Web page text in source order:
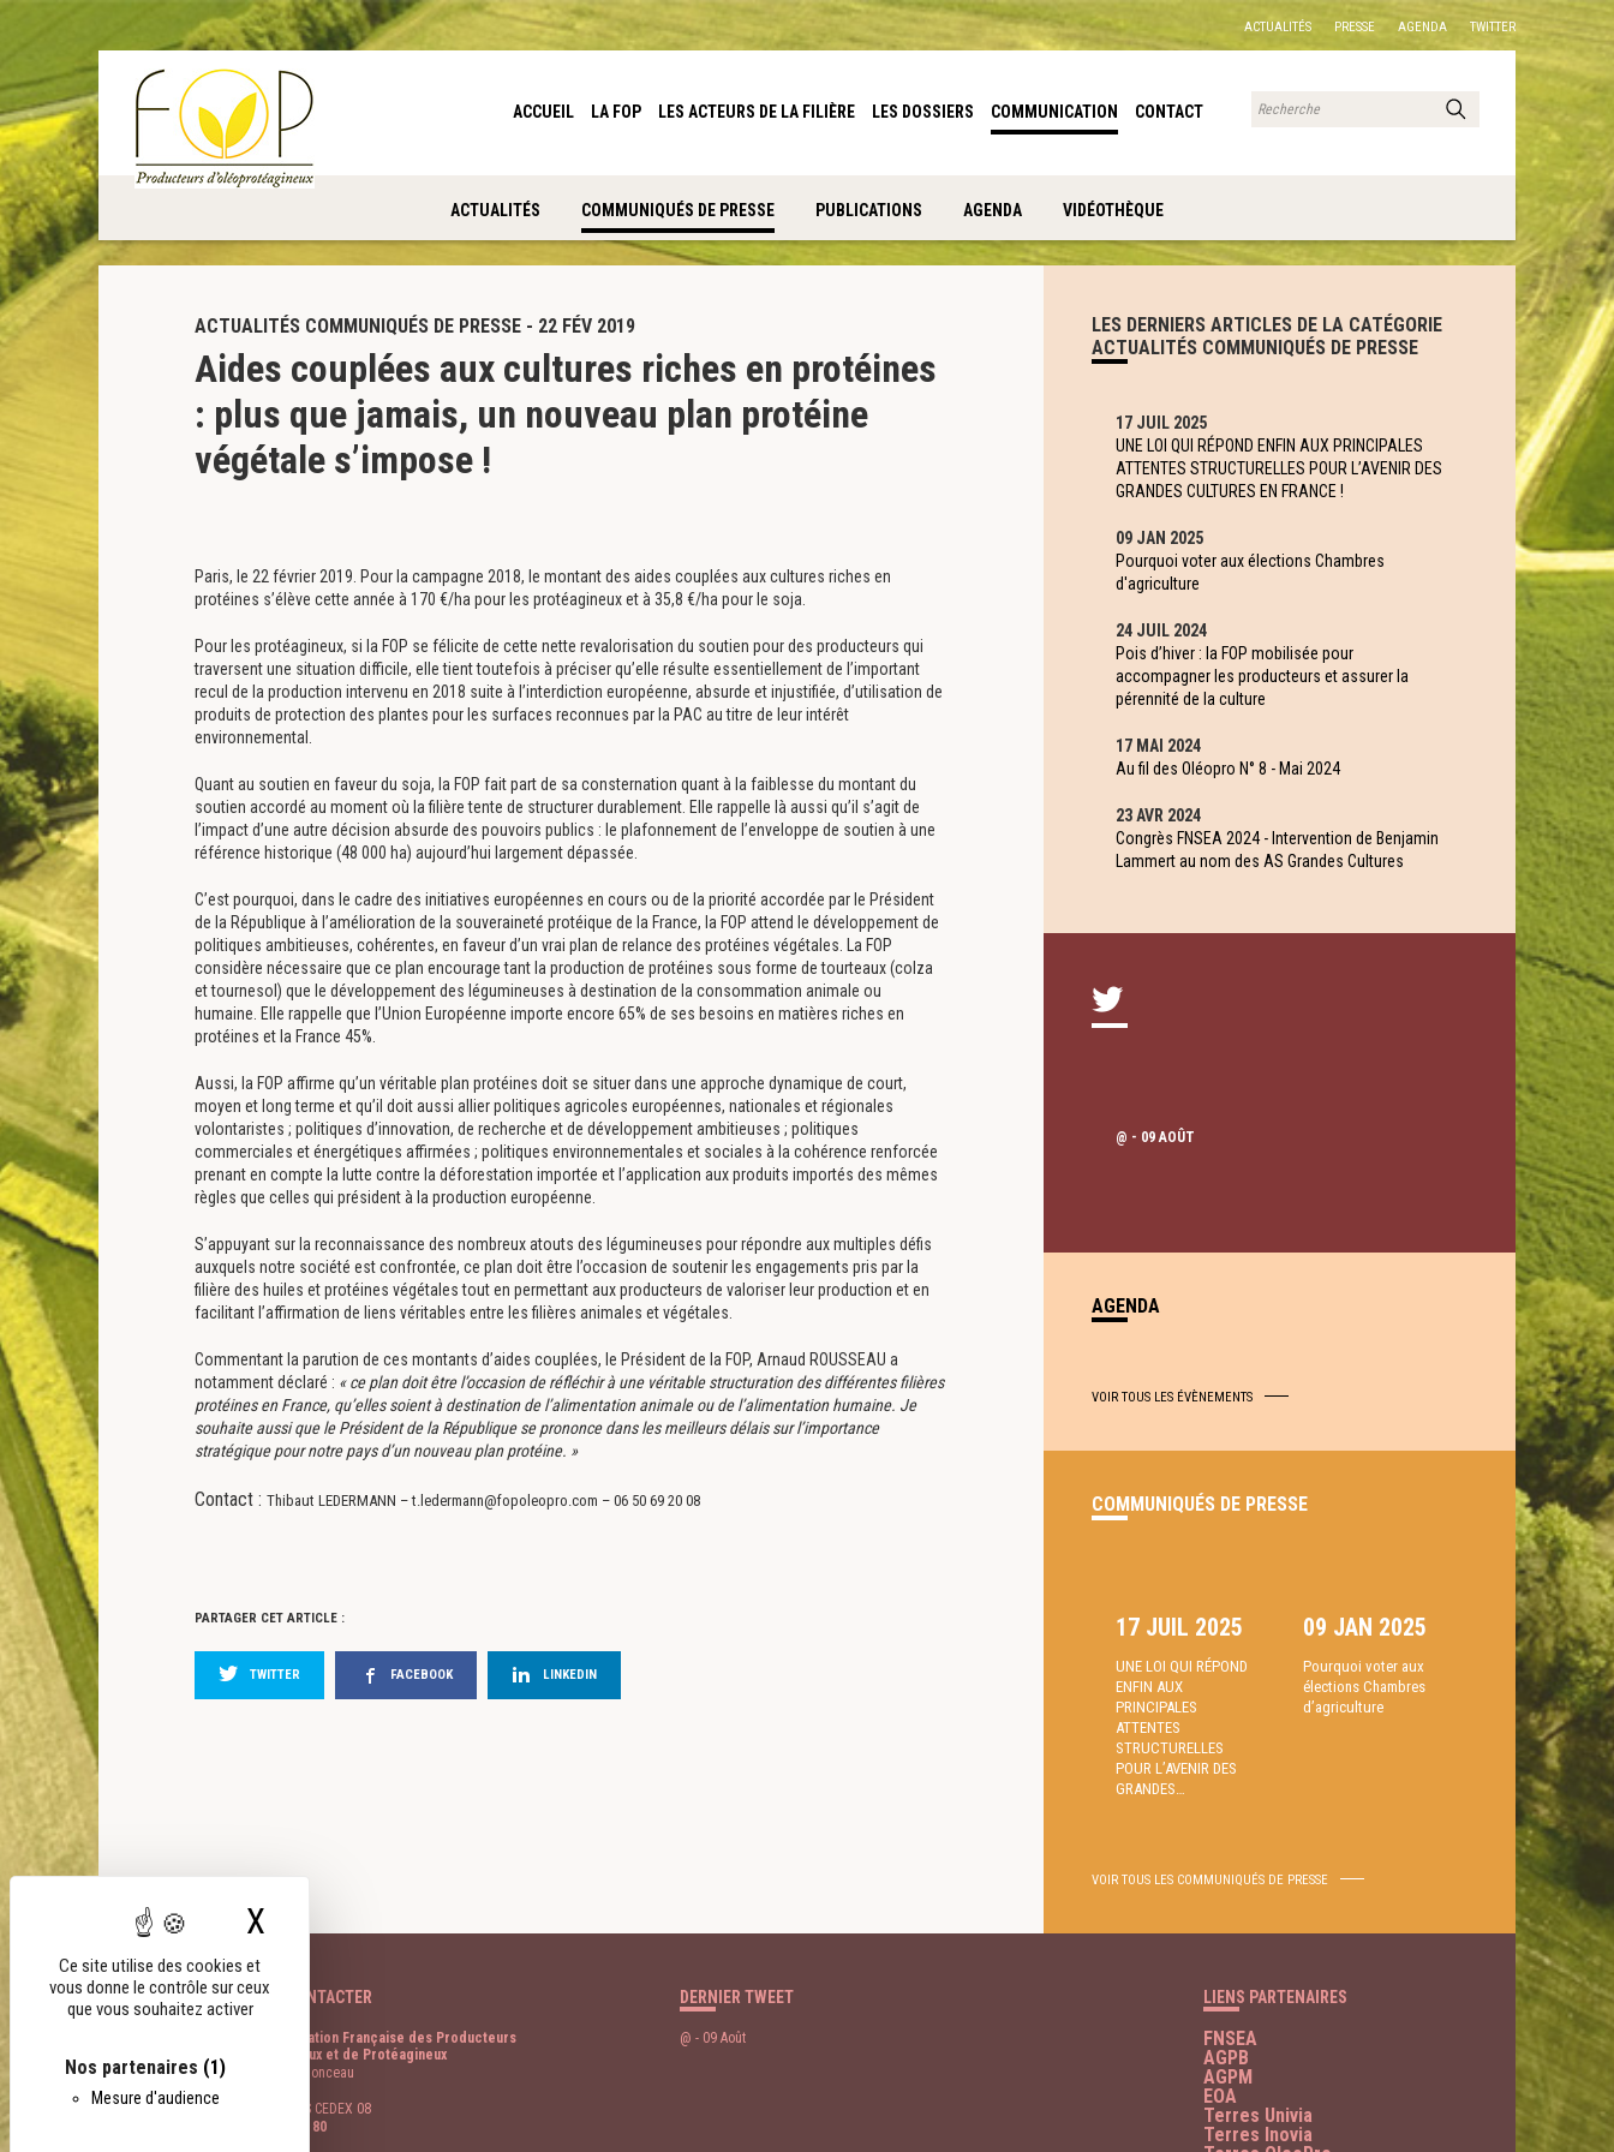
Panneau de gestion des cookies
Ce site utilise des cookies et
vous donne le contrôle sur ceux
que vous souhaitez activer
Nos partenaires (1)
Mesure d'audience
X
ACTUALITÉS PRESSE AGENDA TWITTER
ACCUEIL LA FOP LES ACTEURS DE LA FILIÈRE LES DOSSIERS COMMUNICATION
ACTUALITÉS COMMUNIQUÉS DE PRESSE PUBLICATIONS AGENDA VIDÉOTHÈQUE
CONTACT
ACTUALITÉS COMMUNIQUÉS DE PRESSE - 22 FÉV 2019
Aides couplées aux cultures riches en protéines
: plus que jamais, un nouveau plan protéine
végétale s’impose !
Paris, le 22 février 2019. Pour la campagne 2018, le montant des aides couplées aux cultures riches en
protéines s’élève cette année à 170 €/ha pour les protéagineux et à 35,8 €/ha pour le soja.
Pour les protéagineux, si la FOP se félicite de cette nette revalorisation du soutien pour des producteurs qui
traversent une situation difficile, elle tient toutefois à préciser qu’elle résulte essentiellement de l’important
recul de la production intervenu en 2018 suite à l’interdiction européenne, absurde et injustifiée, d’utilisation de
produits de protection des plantes pour les surfaces reconnues par la PAC au titre de leur intérêt
environnemental.
Quant au soutien en faveur du soja, la FOP fait part de sa consternation quant à la faiblesse du montant du
soutien accordé au moment où la filière tente de structurer durablement. Elle rappelle là aussi qu’il s’agit de
l’impact d’une autre décision absurde des pouvoirs publics : le plafonnement de l’enveloppe de soutien à une
référence historique (48 000 ha) aujourd’hui largement dépassée.
C’est pourquoi, dans le cadre des initiatives européennes en cours ou de la priorité accordée par le Président
de la République à l’amélioration de la souveraineté protéique de la France, la FOP attend le développement de
politiques ambitieuses, cohérentes, en faveur d’un vrai plan de relance des protéines végétales. La FOP
considère nécessaire que ce plan encourage tant la production de protéines sous forme de tourteaux (colza
et tournesol) que le développement des légumineuses à destination de la consommation animale ou
humaine. Elle rappelle que l’Union Européenne importe encore 65% de ses besoins en matières riches en
protéines et la France 45%.
Aussi, la FOP affirme qu’un véritable plan protéines doit se situer dans une approche dynamique de court,
moyen et long terme et qu’il doit aussi allier politiques agricoles européennes, nationales et régionales
volontaristes ; politiques d’innovation, de recherche et de développement ambitieuses ; politiques
commerciales et énergétiques affirmées ; politiques environnementales et sociales à la cohérence renforcée
prenant en compte la lutte contre la déforestation importée et l’application aux produits importés des mêmes
règles que celles qui président à la production européenne.
S’appuyant sur la reconnaissance des nombreux atouts des légumineuses pour répondre aux multiples défis
auxquels notre société est confrontée, ce plan doit être l’occasion de soutenir les engagements pris par la
filière des huiles et protéines végétales tout en permettant aux producteurs de valoriser leur production et en
facilitant l’affirmation de liens véritables entre les filières animales et végétales.
Commentant la parution de ces montants d’aides couplées, le Président de la FOP, Arnaud ROUSSEAU a
notamment déclaré : « ce plan doit être l’occasion de réfléchir à une véritable structuration desdifférentes filières
protéines en France, qu’elles soient à destination de l’alimentation animale ou del’alimentation humaine. Je
souhaite aussi que le Président de la République se prononce dans lesmeilleurs délais sur l’importance
stratégique pour notre pays d’un nouveau plan protéine. »
Contact : Thibaut LEDERMANN – t.ledermann@fopoleopro.com – 06 50 69 20 08
PARTAGER CET ARTICLE :
TWITTER FACEBOOK LINKEDIN
LES DERNIERS ARTICLES DE LA CATÉGORIE
ACTUALITÉS COMMUNIQUÉS DE PRESSE
17 JUIL 2025
UNE LOI QUI RÉPOND ENFIN AUX PRINCIPALES
ATTENTES STRUCTURELLES POUR L’AVENIR DES
GRANDES CULTURES EN FRANCE !
09 JAN 2025
Pourquoi voter aux élections Chambres
d'agriculture
24 JUIL 2024
Pois d’hiver : la FOP mobilisée pour
accompagner les producteurs et assurer la
pérennité de la culture
17 MAI 2024
Au fil des Oléopro N° 8 - Mai 2024
23 AVR 2024
Congrès FNSEA 2024 - Intervention de Benjamin
Lammert au nom des AS Grandes Cultures
@ - 09 AOÛT
AGENDA
VOIR TOUS LES ÉVÈNEMENTS
COMMUNIQUÉS DE PRESSE
17 JUIL 2025
UNE LOI QUI RÉPOND
ENFIN AUX
PRINCIPALES
ATTENTES
STRUCTURELLES
POUR L’AVENIR DES
GRANDES…
09 JAN 2025
Pourquoi voter aux
élections Chambres
d’agriculture
VOIR TOUS LES COMMUNIQUÉS DE PRESSE
NOUS CONTACTER
FOP Fédération Française des Producteurs
d’Oléagineux et de Protéagineux
11 rue de Monceau
75378 PARIS CEDEX 08
01 40 69 48 80
DERNIER TWEET
@ - 09 Août
LIENS PARTENAIRES
FNSEA
AGPB
AGPM
EOA
Terres Univia
Terres Inovia